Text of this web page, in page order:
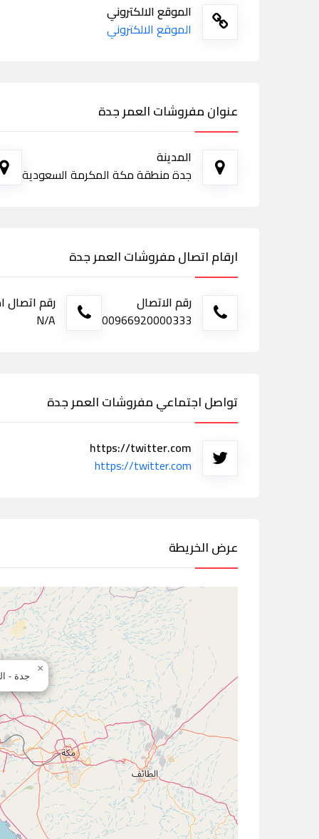
الموقع الالكتروني
الموقع الالكتروني
عنوان مفروشات العمر جدة
المدينة
جدة منطقة مكة المكرمة السعودية
ارقام اتصال مفروشات العمر جدة
رقم الاتصال
00966920000333
رقم اتصال
N/A
تواصل اجتماعي مفروشات العمر جدة
https://twitter.com
https://twitter.com
عرض الخريطة
جدة -
×